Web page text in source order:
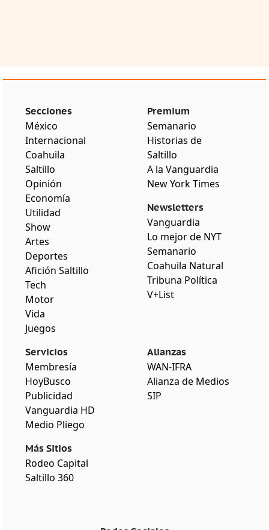
Secciones
México
Internacional
Coahuila
Saltillo
Opinión
Economía
Utilidad
Show
Artes
Deportes
Afición Saltillo
Tech
Motor
Vida
Juegos
Premium
Semanario
Historias de
Saltillo
A la Vanguardia
New York Times
Newsletters
Vanguardia
Lo mejor de NYT
Semanario
Coahuila Natural
Tribuna Política
V+List
Servicios
Membresía
HoyBusco
Publicidad
Vanguardia HD
Medio Pliego
Más Sitios
Rodeo Capital
Saltillo 360
Alianzas
WAN-IFRA
Alianza de Medios
SIP